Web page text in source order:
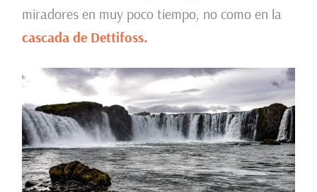
miradores en muy poco tiempo, no como en la
cascada de Dettifoss.